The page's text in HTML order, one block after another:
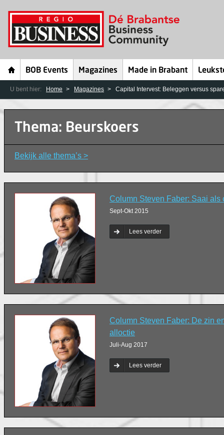
BOB Events Magazines Made in Brabant
U bent hier: Home Magazines Capital Intervest: Beleggen versus
Thema: Beurskoers
Bekijk alle thema’s >
Column Steven Faber: Saai als
Sept-Okt 2015
Lees verder
Column Steven Faber: De zin
alloctie
Juli-Aug 2017
Lees verder